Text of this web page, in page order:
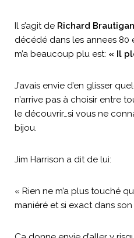
Il s’agit de Richard Brautigan
décédé dans les annees
m’a beaucoup plu est: « Il
J’avais envie d’en glisser
n’arrive pas à choisir entre
le découvrir…si vous ne
bijou.
Jim Harrison a dit de lui:
« Rien ne m’a plus touché
maniéré et si exact dans